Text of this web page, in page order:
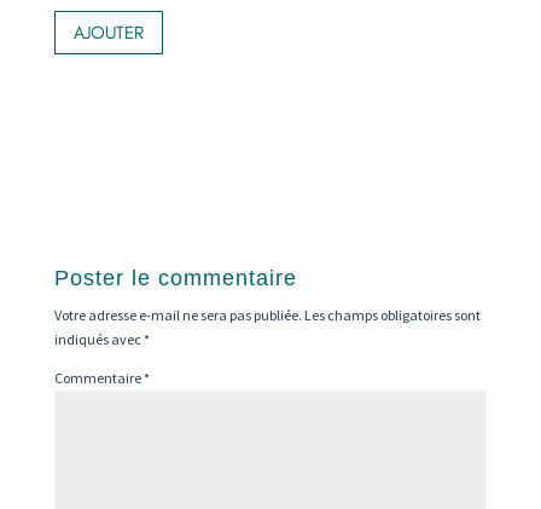
AJOUTER
a
la
du
Poster le commentaire
Votre adresse e-mail ne sera pas publiée. Les champs obligatoires sont
indiqués avec*
Commentaire*